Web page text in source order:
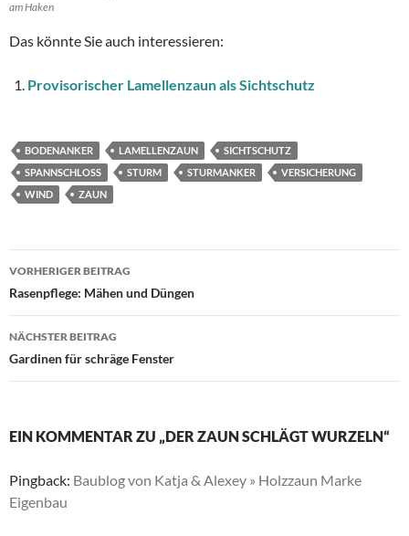
am Haken
Das könnte Sie auch interessieren:
Provisorischer Lamellenzaun als Sichtschutz
BODENANKER LAMELLENZAUN
SICHTSCHUTZ
SPANNSCHLOSS
STURM STURMANKER
VERSICHERUNG
WIND
ZAUN
Beitragsnavigation
VORHERIGER BEITRAG
Rasenpflege: Mähen und Düngen
NÄCHSTER BEITRAG
Gardinen für schräge Fenster
EIN KOMMENTAR ZU „DER ZAUN SCHLÄGT WURZELN“
Pingback: Baublog von Katja & Alexey » Holzzaun Marke
Eigenbau